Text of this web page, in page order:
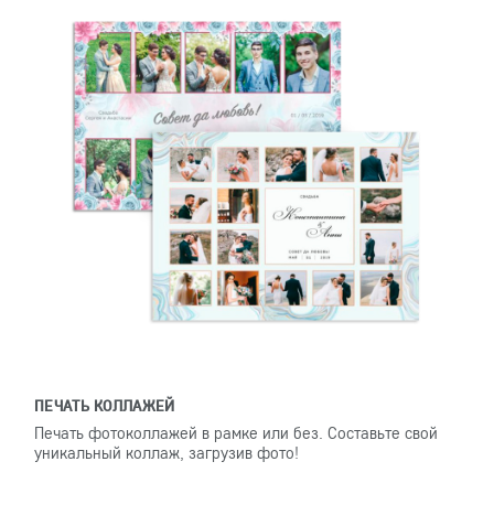
ПЕЧАТЬ КОЛЛАЖЕЙ
Печать фотоколлажей в рамке или без. Составьте свой
уникальный коллаж, загрузив фото!